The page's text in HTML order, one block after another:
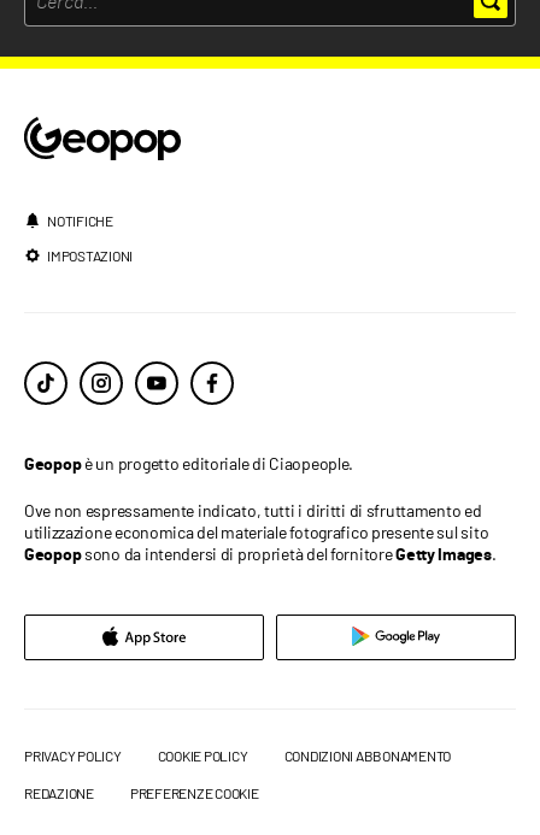
NOTIFICHE
IMPOSTAZIONI
Geopopè un progetto editoriale di Ciaopeople.
Ove non espressamente indicato, tutti i diritti di sfruttamento ed
utilizzazione economica del materiale fotografico presente sul sito
Geopopsono da intendersi di proprietà del fornitoreGetty Images.
PRIVACY POLICY COOKIE POLICY CONDIZIONI ABBONAMENTO
REDAZIONE PREFERENZE COOKIE